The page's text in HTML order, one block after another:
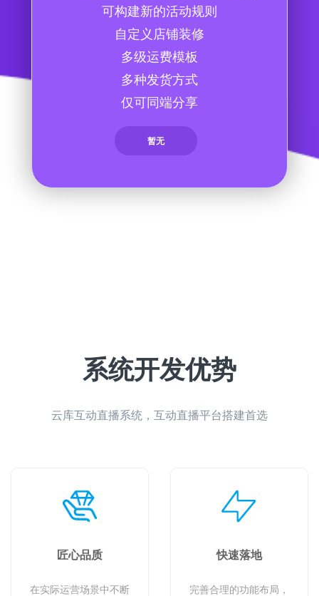
可构建新的活动规则
自定义店铺装修
多级运费模板
多种发货方式
仅可同端分享
暂无
系统开发优势
云库互动直播系统，互动直播平台搭建首选
匠心品质
在实际运营场景中不断
快速落地
完善合理的功能布局，